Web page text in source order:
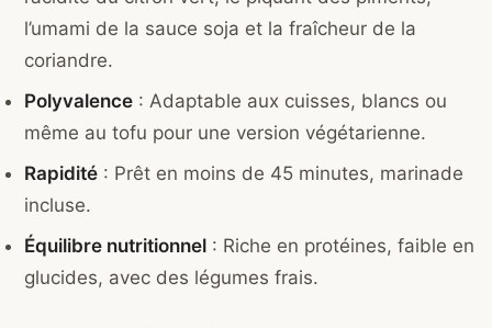
l’umami de la sauce soja et la fraîcheur de la
coriandre.
Polyvalence : Adaptable aux cuisses, blancs ou
même au tofu pour une version végétarienne.
Rapidité : Prêt en moins de 45 minutes, marinade
incluse.
Équilibre nutritionnel : Riche en protéines, faible en
glucides, avec des légumes frais.